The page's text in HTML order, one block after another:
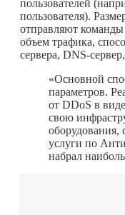
пользователей
пользователя).
отправляют
объем трафика,
сервера, DNS-
«Основной
параметров.
от DDoS в
свою
услуги по
набрал